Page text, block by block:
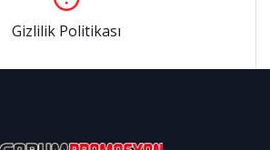
Gizlilik Politikası